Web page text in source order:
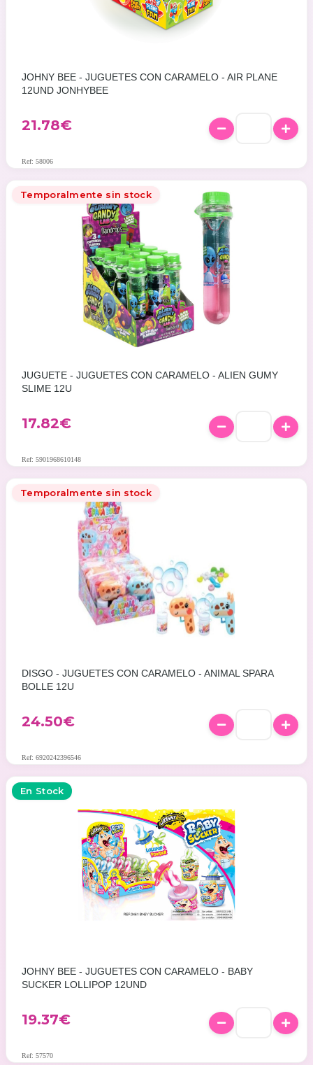
JOHNY BEE - JUGUETES CON CARAMELO - AIR PLANE
12UND JONHYBEE
21.78€
Ref: 58006
Temporalmente sin stock
JUGUETE - JUGUETES CON CARAMELO - ALIEN GUMY
SLIME 12U
17.82€
Ref: 5901968610148
Temporalmente sin stock
DISGO - JUGUETES CON CARAMELO - ANIMAL SPARA
BOLLE 12U
24.50€
Ref: 6920242396546
En Stock
JOHNY BEE - JUGUETES CON CARAMELO - BABY
SUCKER LOLLIPOP 12UND
19.37€
Ref: 57570